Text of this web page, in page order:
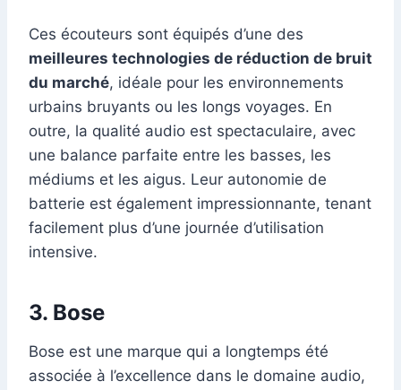
Ces écouteurs sont équipés d’une des
meilleures technologies de réduction de bruit
du marché, idéale pour les environnements
urbains bruyants ou les longs voyages. En
outre, la qualité audio est spectaculaire, avec
une balance parfaite entre les basses, les
médiums et les aigus. Leur autonomie de
batterie est également impressionnante, tenant
facilement plus d’une journée d’utilisation
intensive.
3. Bose
Bose est une marque qui a longtemps été
associée à l’excellence dans le domaine audio,